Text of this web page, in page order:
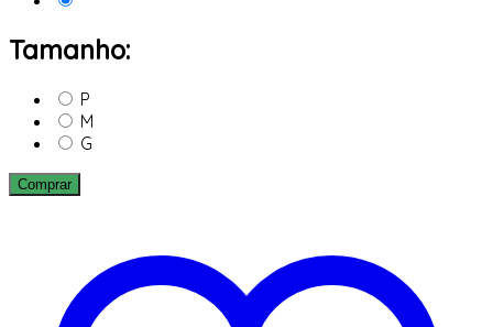
Tamanho:
P
M
G
Comprar